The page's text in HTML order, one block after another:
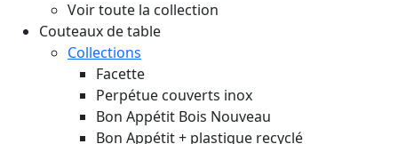
Voir toute la collection
Couteaux de table
Collections
Facette
Perpétue couverts inox
Bon Appétit Bois Nouveau
Bon Appétit + plastique recyclé